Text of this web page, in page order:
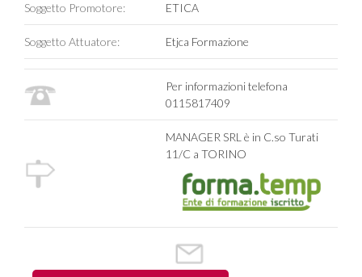
Soggetto Promotore: ETICA
Soggetto Attuatore: Etjca Formazione
Per informazioni telefona
0115817409
MANAGER SRL è in C.so Turati
11/C a TORINO